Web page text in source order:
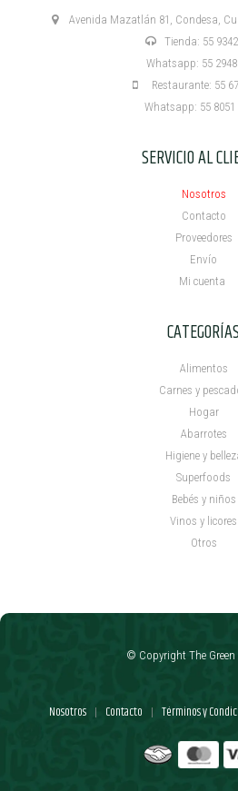
Avenida Mazatlán 81, Condesa,
Tienda: 55 9342
Whatsapp: 55 2948
Restaurante: 55
Whatsapp: 55 8051
SERVICIO AL
Nosotros
Contacto
Proveedores
Envío
Mi cuenta ​
Alimentos
Carnes y
Hogar
Abarrotes
Higiene y
Superfoods
Bebés y niños
Vinos y licores
Otros
Nosotros | Contacto | Términos y
© Copyright The Green